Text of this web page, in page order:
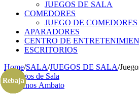
JUEGOS DE SALA
COMEDORES
JUEGO DE COMEDORES
APARADORES
CENTRO DE
ESCRITORIOS
Home/SALA/JUEGOS DE SALA/
Rebaja
Rebaja
Rebaja
Rebaja
Rebaja
Rebaja
Rebaja